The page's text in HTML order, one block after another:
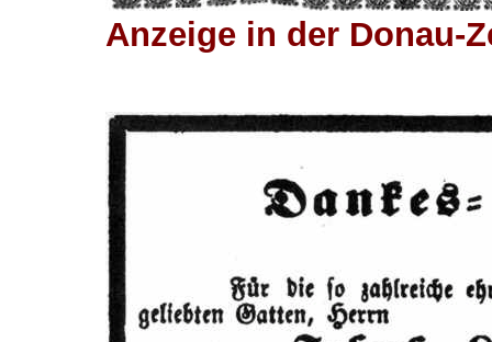
Anzeige in der Donau-